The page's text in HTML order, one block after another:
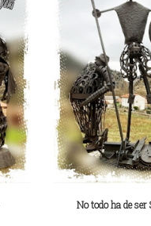
No todo ha de